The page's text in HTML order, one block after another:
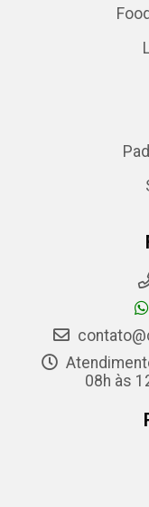
08h às